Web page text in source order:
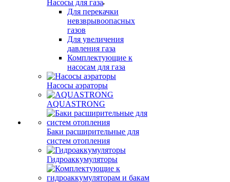
Насосы для газа
Для перекачки
невзврывоопасных
газов
Для увеличения
давления газа
Комплектующие к
насосам для газа
Насосы аэраторы
AQUASTRONG
Баки расширительные для
систем отопления
Гидроаккумуляторы